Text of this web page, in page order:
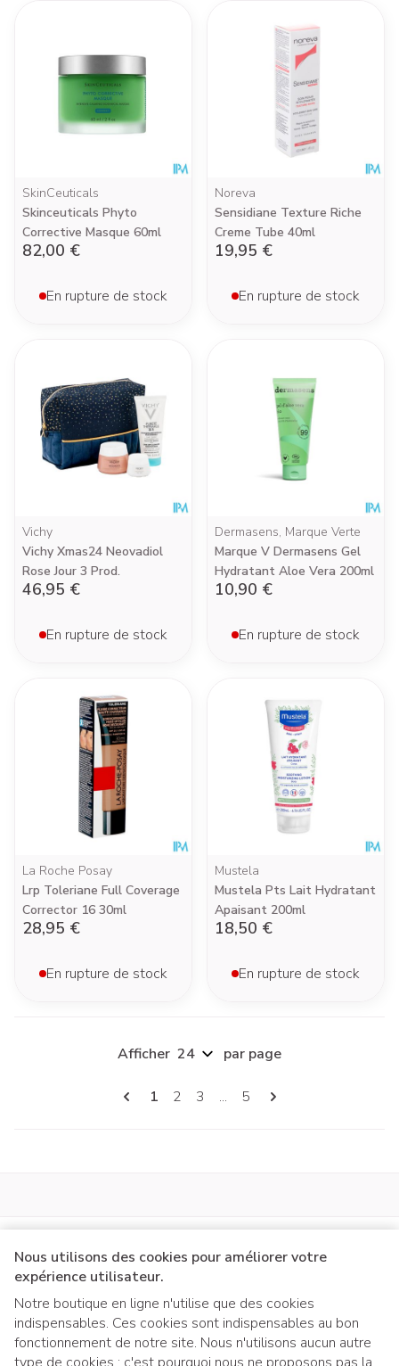
Nous utilisons des cookies pour améliorer votre
expérience utilisateur.
Notre boutique en ligne n'utilise que des cookies
indispensables. Ces cookies sont indispensables au bon
fonctionnement de notre site. Nous n'utilisons aucun autre
SkinCeuticals
Skinceuticals Phyto
Corrective Masque 60ml
82,00 €
En rupture de stock
Noreva
Sensidiane Texture Riche
Creme Tube 40ml
19,95 €
En rupture de stock
Vichy
Vichy Xmas24 Neovadiol
Rose Jour 3 Prod.
46,95 €
En rupture de stock
Dermasens, Marque Verte
Marque V Dermasens Gel
Hydratant Aloe Vera 200ml
10,90 €
En rupture de stock
La Roche Posay
Lrp Toleriane Full Coverage
Corrector 16 30ml
28,95 €
En rupture de stock
Mustela
Mustela Pts Lait Hydratant
Apaisant 200ml
18,50 €
En rupture de stock
Pages
Vous lisez actuellement la page
1 Page
2 Page
3 ... Page
5
Afficher par page
Liens légaux